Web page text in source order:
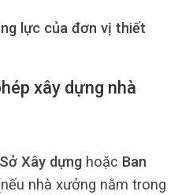
lực của đơn vị thiết
xây dựng nhà
Sở Xây dựng hoặc Ban
nhà xưởng nằm trong